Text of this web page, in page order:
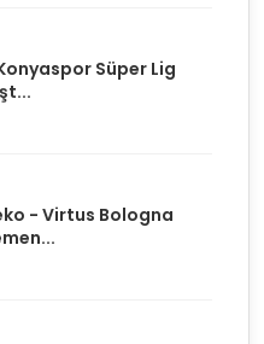
Süper Lig
- Virtus Bologna